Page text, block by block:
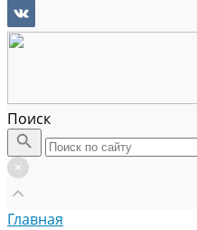
Поиск
Главная